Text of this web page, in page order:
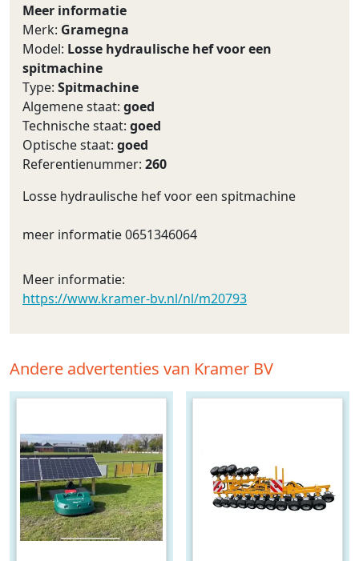
Meer informatie
Merk: Gramegna
Model: Losse hydraulische hef voor een
spitmachine
Type: Spitmachine
Algemene staat: goed
Technische staat: goed
Optische staat: goed
Referentienummer: 260
Losse hydraulische hef voor een spitmachine
meer informatie 0651346064
Meer informatie:
https://www.kramer-bv.nl/nl/m20793
Andere advertenties van Kramer BV